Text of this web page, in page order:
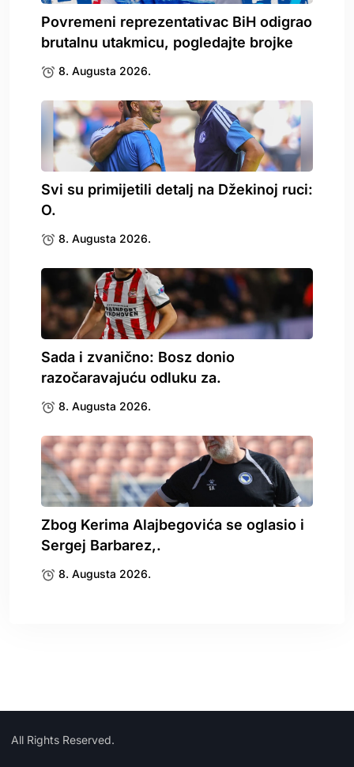
Povremeni reprezentativac BiH odigrao
brutalnu utakmicu, pogledajte brojke
8. Augusta 2026.
Svi su primijetili detalj na Džekinoj ruci:
O.
8. Augusta 2026.
Sada i zvanično: Bosz donio
razočaravajuću odluku za.
8. Augusta 2026.
Zbog Kerima Alajbegovića se oglasio i
Sergej Barbarez,.
8. Augusta 2026.
All Rights Reserved.